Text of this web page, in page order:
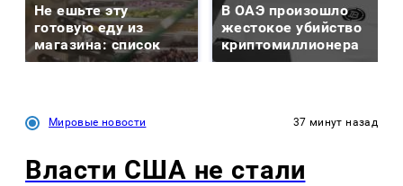
Не ешьте эту
готовую еду из
магазина: список
В ОАЭ произошло
жестокое убийство
криптомиллионера
Мировые новости 37 минут назад
Власти США не стали